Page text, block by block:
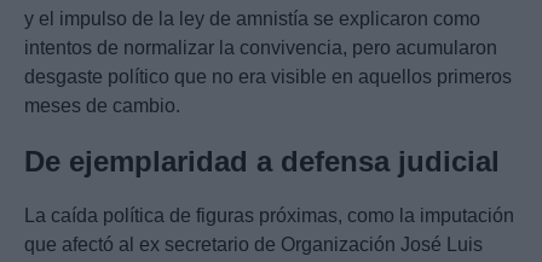
y el impulso de la ley de amnistía se explicaron como
intentos de normalizar la convivencia, pero acumularon
desgaste político que no era visible en aquellos primeros
meses de cambio.
De ejemplaridad a defensa judicial
La caída política de figuras próximas, como la imputación
que afectó al ex secretario de Organización José Luis